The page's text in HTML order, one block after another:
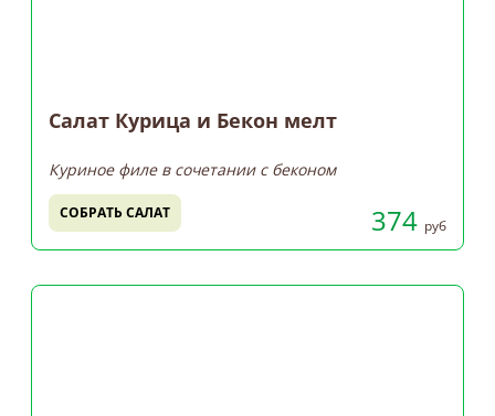
Салат Курица и Бекон мелт
Куриное филе в сочетании с беконом
СОБРАТЬ САЛАТ 374 руб